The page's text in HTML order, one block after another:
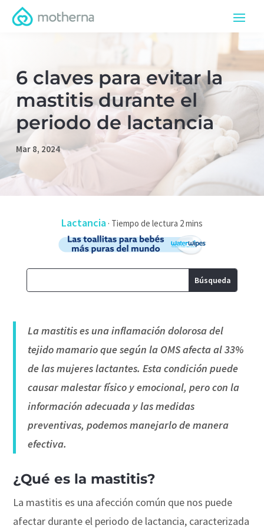
6 claves para evitar la
mastitis durante el
periodo de lactancia
Mar 8, 2024
Lactancia·
La mastitis es una inflamación dolorosa del
tejido mamario que según la OMS afecta al 33%
de las mujeres lactantes. Esta condición puede
causar malestar físico y emocional, pero con la
información adecuada y las medidas
preventivas, podemos manejarlo de manera
efectiva.
¿Qué es la mastitis?
La mastitis es una afección común que nos puede
afectar durante el periodo de lactancia, caracterizada